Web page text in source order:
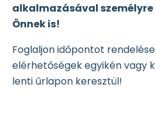
alkalmazásával
Önnek is!
Foglaljon időpontot
elérhetőségek egyikén vagy
lenti űrlapon keresztül!